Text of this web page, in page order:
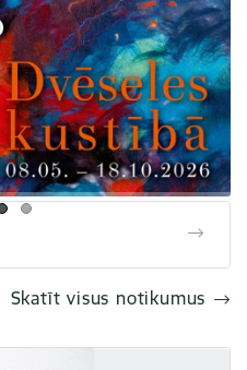
Skatīt visus notikumus